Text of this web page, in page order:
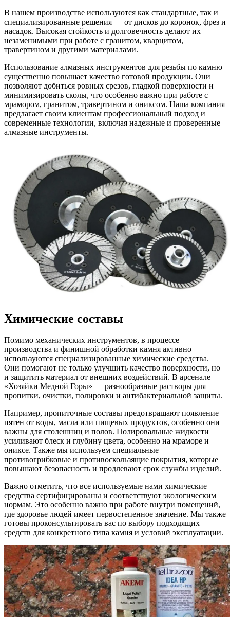
В нашем производстве используются как стандартные, так и
специализированные решения — от дисков до коронок, фрез и
насадок. Высокая стойкость и долговечность делают их
незаменимыми при работе с гранитом, кварцитом,
травертином и другими материалами.
Использование алмазных инструментов для резьбы по камню
существенно повышает качество готовой продукции. Они
позволяют добиться ровных срезов, гладкой поверхности и
минимизировать сколы, что особенно важно при работе с
мрамором, гранитом, травертином и ониксом. Наша компания
предлагает своим клиентам профессиональный подход и
современные технологии, включая надежные и проверенные
алмазные инструменты.
Химические составы
Помимо механических инструментов, в процессе
производства и финишной обработки камня активно
используются специализированные химические средства.
Они помогают не только улучшить качество поверхности, но
и защитить материал от внешних воздействий. В арсенале
«Хозяйки Медной Горы» — разнообразные растворы для
пропитки, очистки, полировки и антибактериальной защиты.
Например, пропиточные составы предотвращают появление
пятен от воды, масла или пищевых продуктов, особенно они
важны для столешниц и полов. Полировальные жидкости
усиливают блеск и глубину цвета, особенно на мраморе и
ониксе. Также мы используем специальные
противогрибковые и противоскользящие покрытия, которые
повышают безопасность и продлевают срок службы изделий.
Важно отметить, что все используемые нами химические
средства сертифицированы и соответствуют экологическим
нормам. Это особенно важно при работе внутри помещений,
где здоровье людей имеет первостепенное значение. Мы также
готовы проконсультировать вас по выбору подходящих
средств для конкретного типа камня и условий эксплуатации.